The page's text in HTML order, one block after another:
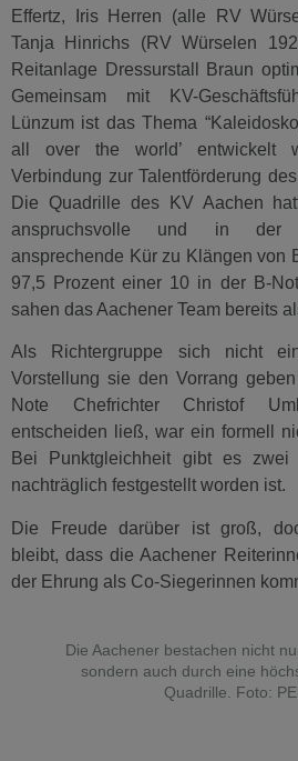
Effertz, Iris Herren (alle RV
Tanja Hinrichs (RV Würselen
Reitanlage Dressurstall Braun
Gemeinsam mit KV-
Lünzum ist das Thema
all over the world’ entwickelt
Verbindung zur Talentförderung
Die Quadrille des KV Aachen
anspruchsvolle und in der
ansprechende Kür zu Klängen von
97,5 Prozent einer 10 in der B-
sahen das Aachener Team bereits
Als Richtergruppe sich nicht
Vorstellung sie den Vorrang
Note Chefrichter Christof
entscheiden ließ, war ein formell
Bei Punktgleichheit gibt es zwei
nachträglich festgestellt worden ist.
Die Freude darüber ist groß,
bleibt, dass die Aachener
der Ehrung als Co-Siegerinnen
Die Aachener bestachen nicht
sondern auch durch eine
Quadrille. Foto: